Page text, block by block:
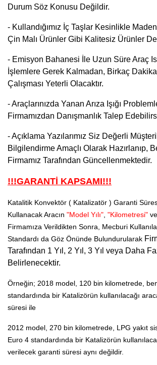
Durum Söz Konusu Değildir.
- Kullandığımız İç Taşlar Kesinlikle
Çin Malı Ürünler Gibi Kalitesiz Ürünler
- Emisyon Bahanesi İle Uzun Süre Araç
İşlemlere Gerek Kalmadan, Birkaç
Çalışması Yeterli Olacaktır.
- Araçlarınızda Yanan Arıza Işığı
Firmamızdan Danışmanlık Talep
- Açıklama Yazılarımız Siz Değerli
Bilgilendirme Amaçlı Olarak Hazırlanıp,
Firmamız Tarafından Güncellenmektedir.
!!!GARANTİ KAPSAMI!!!
Katalitik Konvektör ( Katalizatör ) Garanti
Kullanacak Aracın "Model Yılı" "Kilometresi" ve
Firmamıza Verildikten Sonra, Mecburi
Standardı da Göz Önünde Bulundurularak
Tarafından 1 Yıl, 2 Yıl, 3 Yıl veya Daha
Belirlenecektir.
Örneğin; 2018 model, 120 bin kilometrede,
standardında bir Katalizörün kullanılacağı
süresi ile
2012 model, 270 bin kilometrede, LPG yakıt
Euro 4 standardında bir Katalizörün
verilecek garanti süresi aynı değildir.